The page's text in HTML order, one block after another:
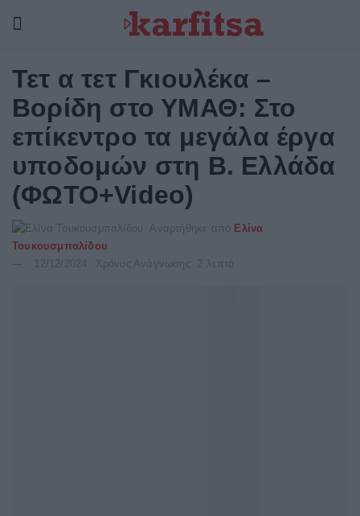
Τετ α τετ Γκιουλέκα –
Βορίδη στο ΥΜΑΘ: Στο
επίκεντρο τα μεγάλα έργα
υποδομών στη Β. Ελλάδα
(ΦΩΤΟ+Video)
Αναρτήθηκε από
Ελίνα
Τουκουσμπαλίδου
12/12/2024
Χρόνος Ανάγνωσης: 2 λεπτά